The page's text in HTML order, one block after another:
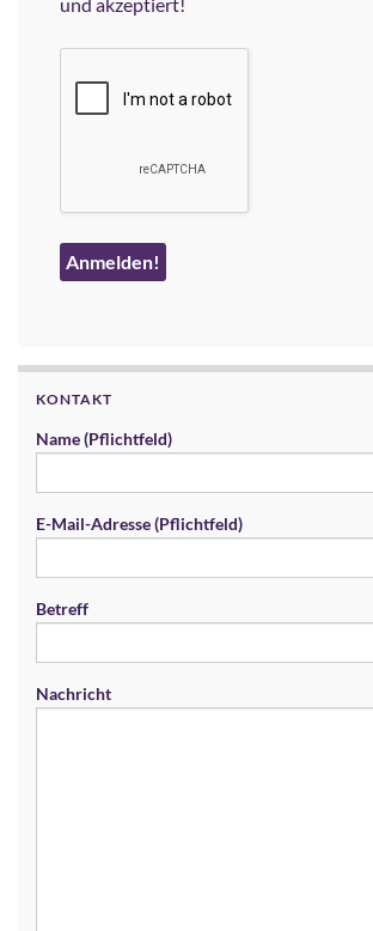
KONTAKT
Name (Pflichtfeld)
E-Mail-Adresse (Pflichtfeld)
Betreff
Nachricht